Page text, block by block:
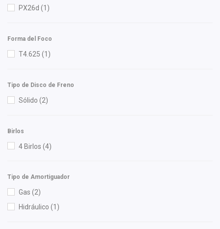
Injetech (1)
Mahle (2)
Meistersatz
Miller(1)
Moresa(2)
MOTORFIL
MTE-THOMSON
PX26d (1)
Forma del Foco
T4.625 (1)
Tipo de Disco de Freno
Sólido (2)
Birlos
4 Birlos (4)
Tipo de Amortiguador
Gas (2)
Hidráulico (1)